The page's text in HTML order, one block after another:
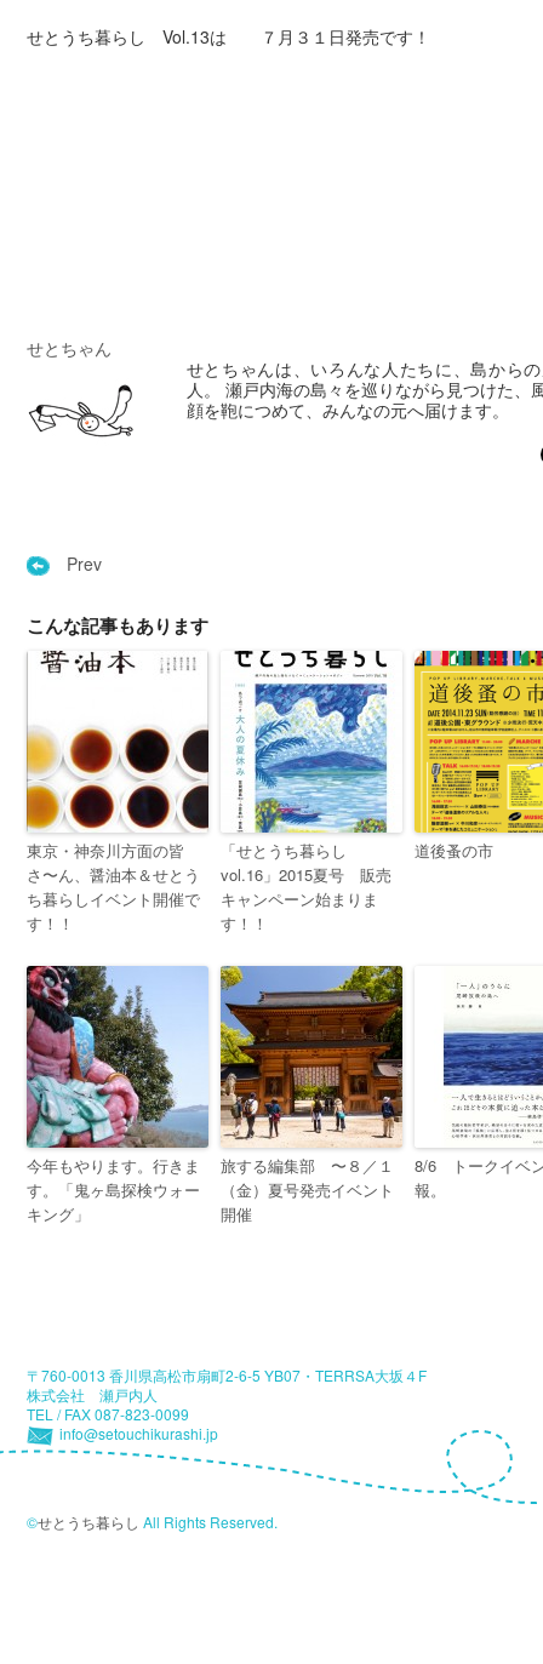
せとうち暮らし Vol.13は ７月３１日発売です！
せとちゃん
せとちゃんは、いろんな人たちに、島から
人。 瀬戸内海の島々を巡りながら見つけた、
顔を鞄につめて、みんなの元へ届けます。
Prev
こんな記事もあります
東京・神奈川方面の皆
さ〜ん、醤油本＆せとう
ち暮らしイベント開催で
す！！
「せとうち暮らし
vol.16」2015夏号 販売
キャンペーン始まりま
す！！
道後蚤の市
今年もやります。行きま
す。「鬼ヶ島探検ウォー
キング」
旅する編集部 〜８／１
（金）夏号発売イベント
開催
8/6 トークイベ
報。
〒760-0013 香川県高松市扇町2-6-5 YB07・TERRSA大坂４F
株式会社 瀬戸内人
TEL / FAX 087-823-0099
info@setouchikurashi.jp
©せとうち暮らし All Rights Reserved.